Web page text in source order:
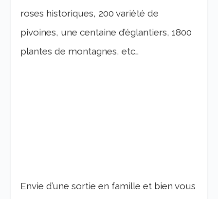
roses historiques, 200 variété de
pivoines, une centaine d’églantiers, 1800
plantes de montagnes, etc…
Envie d’une sortie en famille et bien vous